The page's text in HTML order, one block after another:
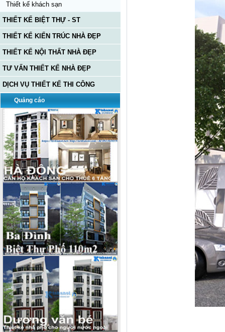
Thiết kế khách sạn
THIẾT KẾ BIỆT THỰ - ST
THIẾT KẾ KIẾN TRÚC NHÀ ĐẸP
THIẾT KẾ NỘI THẤT NHÀ ĐẸP
TƯ VẤN THIẾT KẾ NHÀ ĐẸP
DỊCH VỤ THIẾT KẾ THI CÔNG
Quảng cáo